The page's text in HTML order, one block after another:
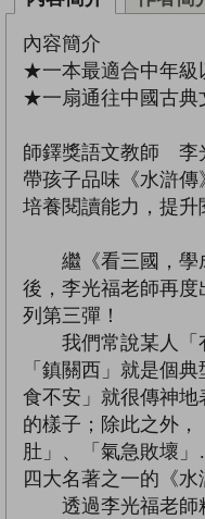
內容簡介
★一本最適合中年級
★一扇通往中國古典
師鐸獎語文教師 李
帶孩子品味《水滸
培養閱讀能力，提升
繼《看三國，學成
後，李光福老師再
列第三彈！
我們常說某人「
「鎮關西」就是個
食不安」就很傳神
的樣子；除此之外
肚」、「氣急敗壞
四大名著之一的《水
透過李光福老師